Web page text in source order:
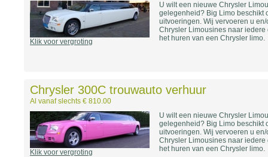
Klik voor vergroting
U wilt een nieuwe Chrysler
gelegenheid? Big Limo beschikt
uitvoeringen. Wij vervoeren u
Chrysler Limousines naar
het huren van een Chrysler limo.
Chrysler 300C trouwauto verhuur
Al vanaf slechts € 810.00
Klik voor vergroting
U wilt een nieuwe Chrysler
gelegenheid? Big Limo beschikt
uitvoeringen. Wij vervoeren u
Chrysler Limousines naar
het huren van een Chrysler limo.